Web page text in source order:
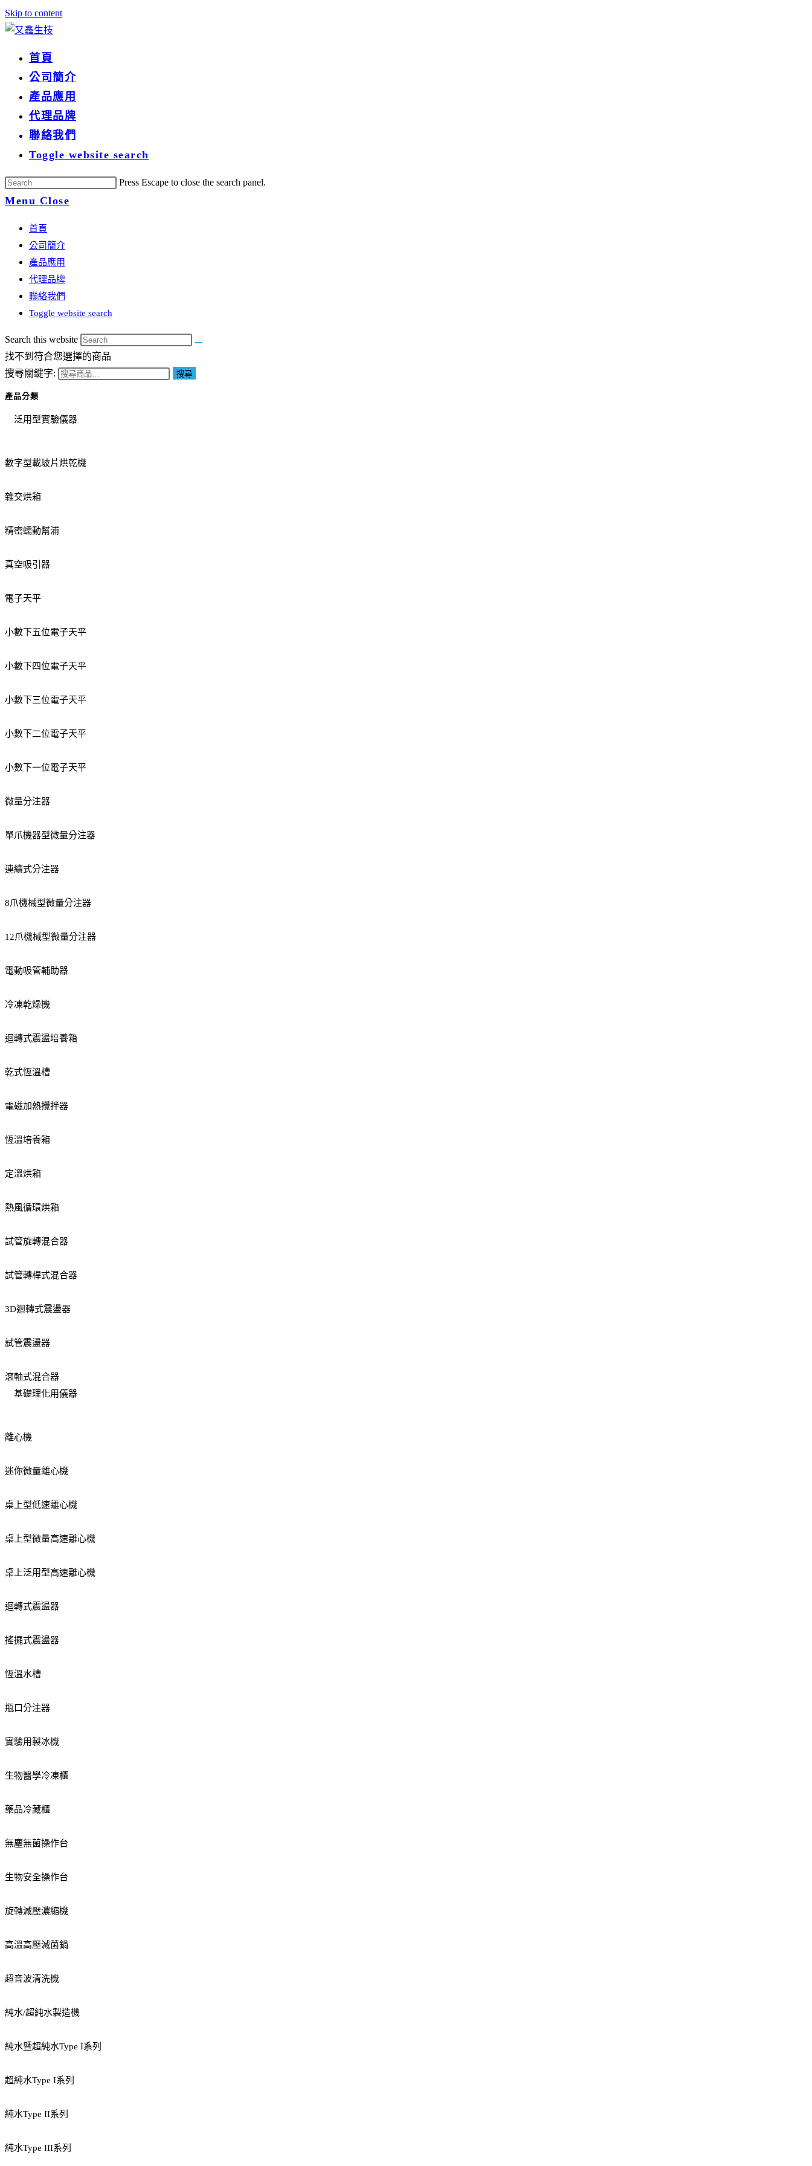
Skip to content
首頁
公司簡介
產品應用
代理品牌
聯絡我們
Toggle website search
Press Escape to close the search panel.
Menu Close
首頁
公司簡介
產品應用
代理品牌
聯絡我們
Toggle website search
Search this website
找不到符合您選擇的商品
搜尋關鍵字:
搜尋
產品分類
泛用型實驗儀器
數字型載玻片烘乾機
雜交烘箱
精密蠕動幫浦
真空吸引器
電子天平
小數下五位電子天平
小數下四位電子天平
小數下三位電子天平
小數下二位電子天平
小數下一位電子天平
微量分注器
單爪機器型微量分注器
連續式分注器
8爪機械型微量分注器
12爪機械型微量分注器
電動吸管輔助器
冷凍乾燥機
迴轉式震盪培養箱
乾式恆溫槽
電磁加熱攪拌器
恆溫培養箱
定溫烘箱
熱風循環烘箱
試管旋轉混合器
試管轉桿式混合器
3D迴轉式震盪器
試管震盪器
滾軸式混合器
基礎理化用儀器
離心機
迷你微量離心機
桌上型低速離心機
桌上型微量高速離心機
桌上泛用型高速離心機
迴轉式震盪器
搖擺式震盪器
恆溫水槽
瓶口分注器
實驗用製冰機
生物醫學冷凍櫃
藥品冷藏櫃
無塵無菌操作台
生物安全操作台
旋轉減壓濃縮機
高溫高壓滅菌鍋
超音波清洗機
純水/超純水製造機
純水暨超純水Type I系列
超純水Type I系列
純水Type II系列
純水Type III系列